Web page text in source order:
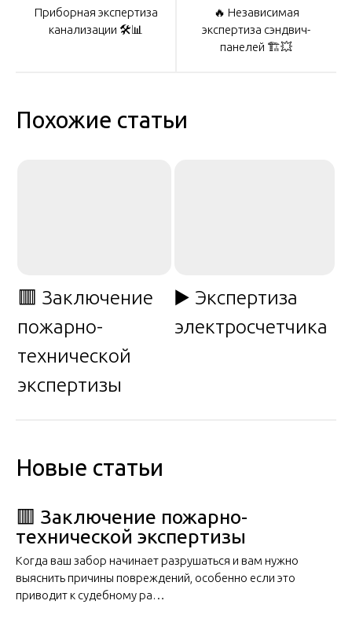
по
Приборная экспертиза
канализации 🛠️📊
🔥 Независимая
экспертиза сэндвич-
панелей 🏗️💥
Похожие статьи
🟥 Заключение
пожарно-
технической
экспертизы
▶️ Экспертиза
электросчетчика
Новые статьи
🟥 Заключение пожарно-
технической экспертизы
Когда ваш забор начинает разрушаться и вам нужно
выяснить причины повреждений, особенно если это
приводит к судебному ра…